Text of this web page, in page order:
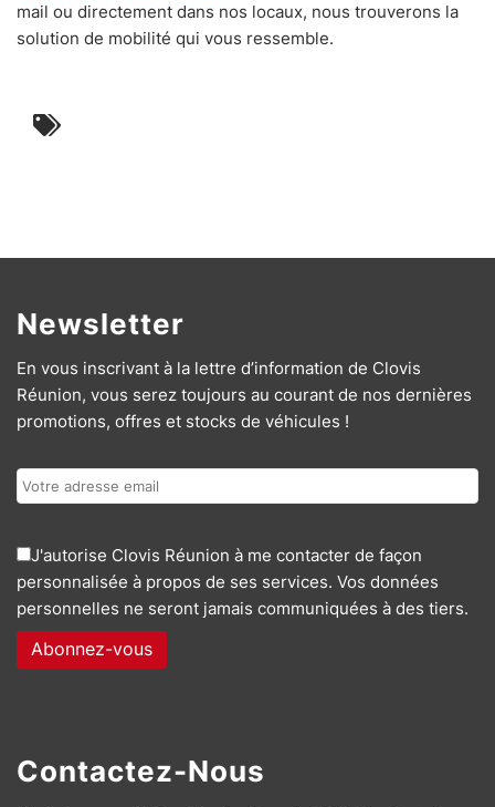
mail ou directement dans nos locaux, nous trouverons la
solution de mobilité qui vous ressemble.
Newsletter
En vous inscrivant à la lettre d’information de Clovis
Réunion, vous serez toujours au courant de nos dernières
promotions, offres et stocks de véhicules !
J'autorise Clovis Réunion à me contacter de façon
personnalisée à propos de ses services. Vos données
personnelles ne seront jamais communiquées à des tiers.
Contactez-Nous